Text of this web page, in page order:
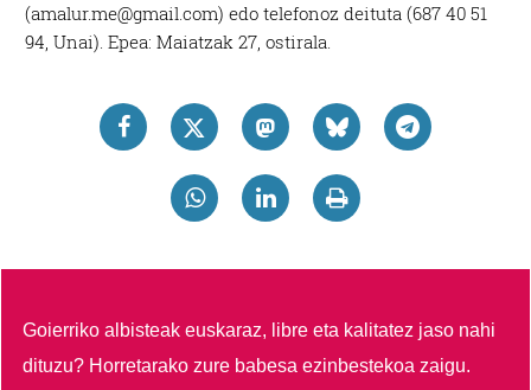
(amalur.me@gmail.com) edo telefonoz deituta (687 40 51
94, Unai). Epea: Maiatzak 27, ostirala.
Goierriko albisteak euskaraz, libre eta kalitatez jaso nahi
dituzu? Horretarako zure babesa ezinbestekoa zaigu.